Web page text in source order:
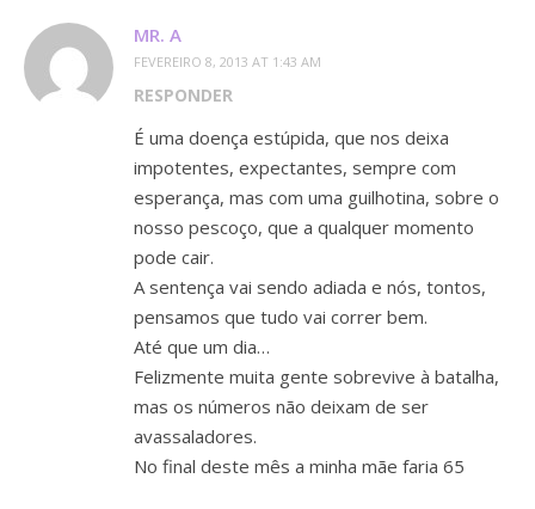
MR. A
FEVEREIRO 8, 2013 AT 1:43 AM
RESPONDER
É uma doença estúpida, que nos deixa
impotentes, expectantes, sempre com
esperança, mas com uma guilhotina, sobre o
nosso pescoço, que a qualquer momento
pode cair.
A sentença vai sendo adiada e nós, tontos,
pensamos que tudo vai correr bem.
Até que um dia…
Felizmente muita gente sobrevive à batalha,
mas os números não deixam de ser
avassaladores.
No final deste mês a minha mãe faria 65